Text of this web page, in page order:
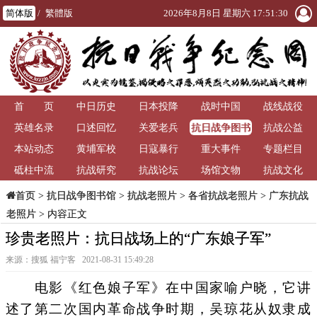
简体版 / 繁體版 2026年8月8日 星期六 17:51:31
首 页 中日历史 日本投降 战时中国
战线战役
英雄名录
口述回忆 关爱老兵
抗日战争图书
馆
抗战公益
本站动态
黄埔军校 日寇暴行 重大事件
专题栏目
砥柱中流
抗战研究 抗战论坛 场馆文物 抗战文化
首页> 抗日战争图书馆> 抗战老照片> 各省抗战老照片> 广东抗战
老照片> 内容正文
珍贵老照片：抗日战场上的“广东娘子军”
来源：搜狐 福宁客 2021-08-31 15:49:28
电影《红色娘子军》在中国家喻户晓，它讲
述了第二次国内革命战争时期，吴琼花从奴隶成